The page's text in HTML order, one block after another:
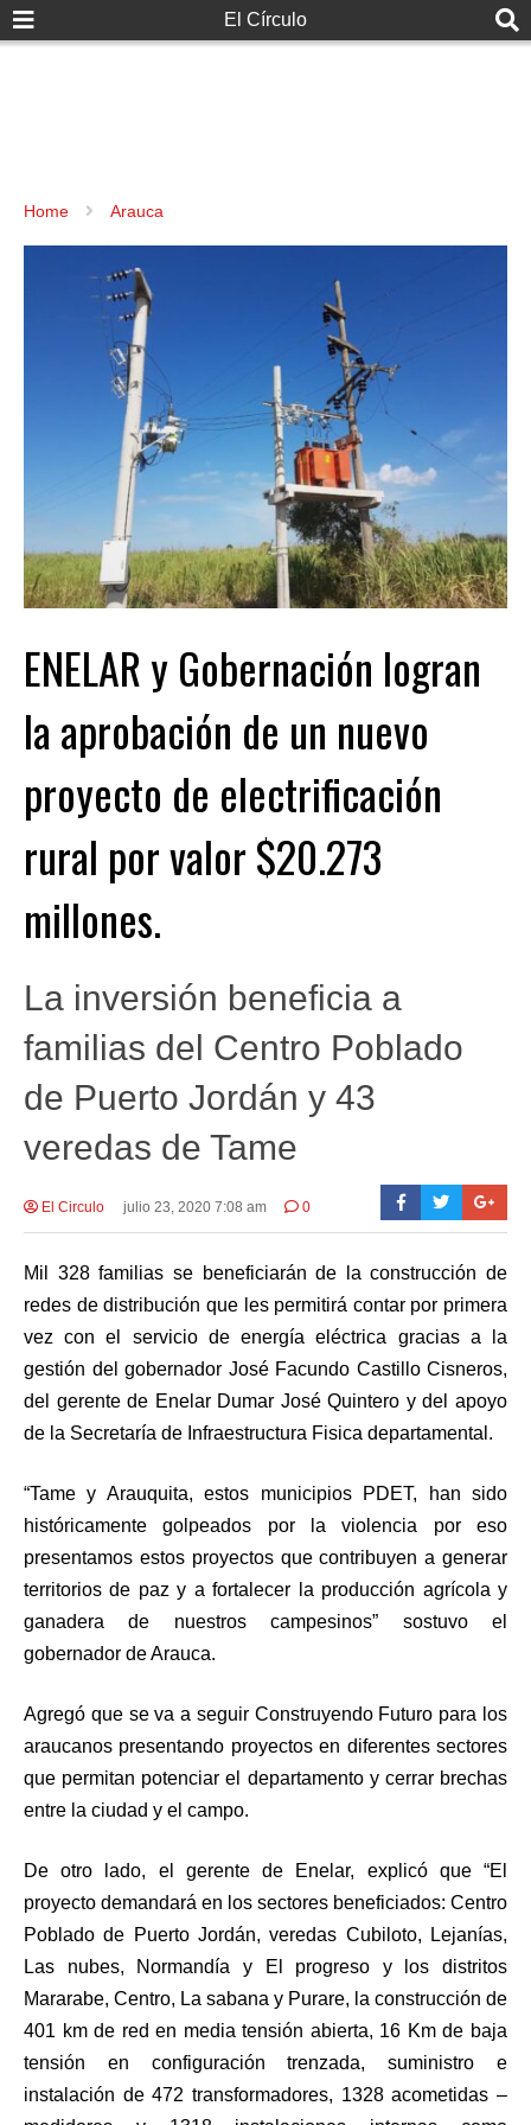
El Círculo
Home Arauca
ENELAR y Gobernación logran
la aprobación de un nuevo
proyecto de electrificación
rural por valor $20.273
millones.
La inversión beneficia a
familias del Centro Poblado
de Puerto Jordán y 43
veredas de Tame
El Circulo julio 23, 2020 7:08 am 0
Mil 328 familias se beneficiarán de la construcción de
redes de distribución que les permitirá contar por primera
vez con el servicio de energía eléctrica gracias a la
gestión del gobernador José Facundo Castillo Cisneros,
del gerente de Enelar Dumar José Quintero y del apoyo
de la Secretaría de Infraestructura Fisica departamental.
“Tame y Arauquita, estos municipios PDET, han sido
históricamente golpeados por la violencia por eso
presentamos estos proyectos que contribuyen a generar
territorios de paz y a fortalecer la producción agrícola y
ganadera de nuestros campesinos” sostuvo el
gobernador de Arauca.
Agregó que se va a seguir Construyendo Futuro para los
araucanos presentando proyectos en diferentes sectores
que permitan potenciar el departamento y cerrar brechas
entre la ciudad y el campo.
De otro lado, el gerente de Enelar, explicó que “El
proyecto demandará en los sectores beneficiados: Centro
Poblado de Puerto Jordán, veredas Cubiloto, Lejanías,
Las nubes, Normandía y El progreso y los distritos
Mararabe, Centro, La sabana y Purare, la construcción de
401 km de red en media tensión abierta, 16 Km de baja
tensión en configuración trenzada, suministro e
instalación de 472 transformadores, 1328 acometidas –